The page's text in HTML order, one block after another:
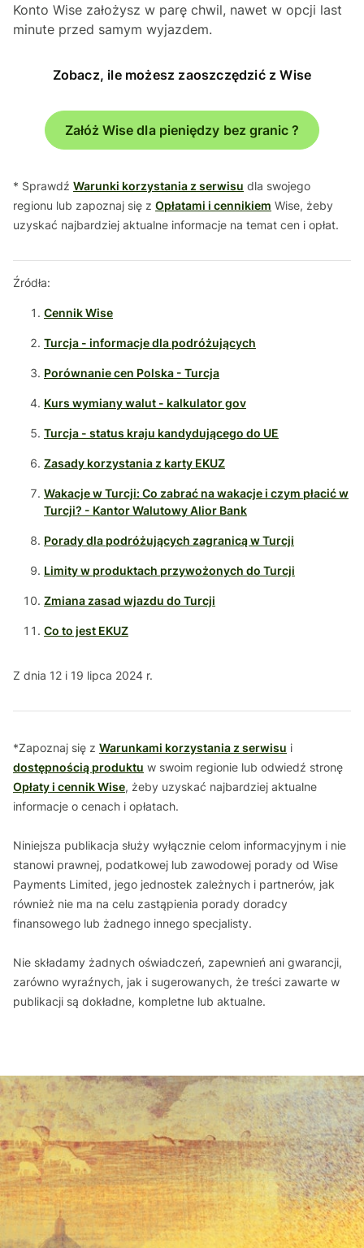
Konto Wise założysz w parę chwil, nawet w opcji last
minute przed samym wyjazdem.
Zobacz, ile możesz zaoszczędzić z Wise
Załóż Wise dla pieniędzy bez granic ?
* Sprawdź Warunki korzystania z serwisu dla swojego
regionu lub zapoznaj się z Opłatami i cennikiem Wise, żeby
uzyskać najbardziej aktualne informacje na temat cen i opłat.
Źródła:
Cennik Wise
Turcja - informacje dla podróżujących
Porównanie cen Polska - Turcja
Kurs wymiany walut - kalkulator gov
Turcja - status kraju kandydującego do UE
Zasady korzystania z karty EKUZ
Wakacje w Turcji: Co zabrać na wakacje i czym płacić w
Turcji? - Kantor Walutowy Alior Bank
Porady dla podróżujących zagranicą w Turcji
Limity w produktach przywożonych do Turcji
Zmiana zasad wjazdu do Turcji
Co to jest EKUZ
Z dnia 12 i 19 lipca 2024 r.
*Zapoznaj się z Warunkami korzystania z serwisu i
dostępnością produktu w swoim regionie lub odwiedź stronę
Opłaty i cennik Wise, żeby uzyskać najbardziej aktualne
informacje o cenach i opłatach.
Niniejsza publikacja służy wyłącznie celom informacyjnym i nie
stanowi prawnej, podatkowej lub zawodowej porady od Wise
Payments Limited, jego jednostek zależnych i partnerów, jak
również nie ma na celu zastąpienia porady doradcy
finansowego lub żadnego innego specjalisty.
Nie składamy żadnych oświadczeń, zapewnień ani gwarancji,
zarówno wyraźnych, jak i sugerowanych, że treści zawarte w
publikacji są dokładne, kompletne lub aktualne.